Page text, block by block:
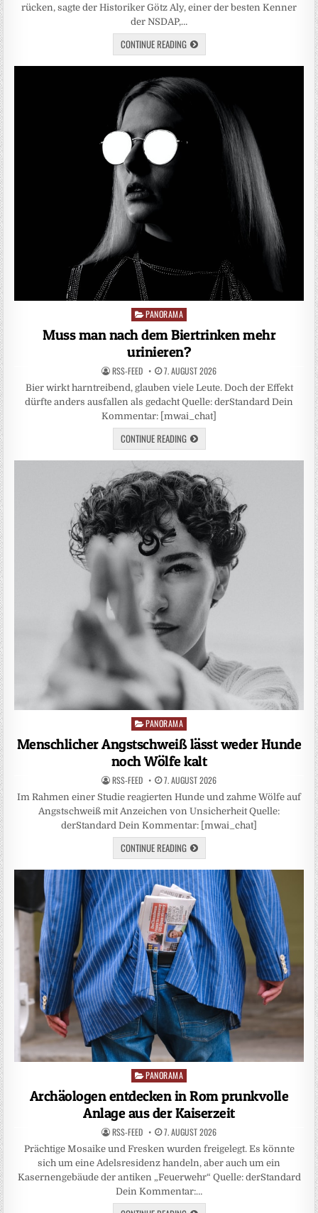
rücken, sagte der Historiker Götz Aly, einer der besten Kenner
der NSDAP,…
CONTINUE READING
Posted
in
PANORAMA
Muss man nach dem Biertrinken mehr
urinieren?
RSS-FEED 7. AUGUST 2026
Bier wirkt harntreibend, glauben viele Leute. Doch der Effekt
dürfte anders ausfallen als gedacht Quelle: derStandard Dein
Kommentar: [mwai_chat]
CONTINUE READING
Posted
PANORAMA
Menschlicher Angstschweiß lässt weder Hunde
noch Wölfe kalt
RSS-FEED 7. AUGUST 2026
Im Rahmen einer Studie reagierten Hunde und zahme Wölfe auf
Angstschweiß mit Anzeichen von Unsicherheit Quelle:
derStandard Dein Kommentar: [mwai_chat]
CONTINUE READING
Posted
in
PANORAMA
Archäologen entdecken in Rom prunkvolle
Anlage aus der Kaiserzeit
RSS-FEED 7. AUGUST 2026
Prächtige Mosaike und Fresken wurden freigelegt. Es könnte
sich um eine Adelsresidenz handeln, aber auch um ein
Kasernengebäude der antiken „Feuerwehr“ Quelle: derStandard
Dein Kommentar:…